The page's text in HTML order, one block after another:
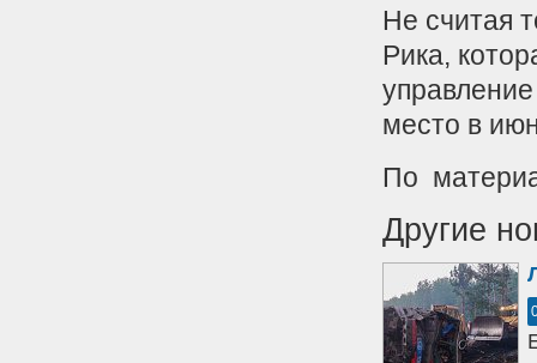
Не считая
Рика,
место в
По
Другие